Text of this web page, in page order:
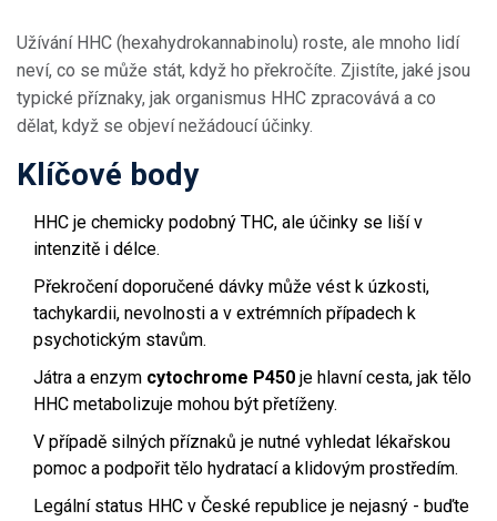
Užívání HHC (hexahydrokannabinolu) roste, ale mnoho lidí
neví, co se může stát, když ho překročíte. Zjistíte, jaké jsou
typické příznaky, jak organismus HHC zpracovává a co
dělat, když se objeví nežádoucí účinky.
Klíčové body
HHC je chemicky podobný THC, ale účinky se liší v
intenzitě i délce.
Překročení doporučené dávky může vést k úzkosti,
tachykardii, nevolnosti a v extrémních případech k
psychotickým stavům.
Játra a enzym cytochrome P450 je hlavní cesta, jak tělo
HHC metabolizuje mohou být přetíženy.
V případě silných příznaků je nutné vyhledat lékařskou
pomoc a podpořit tělo hydratací a klidovým prostředím.
Legální status HHC v České republice je nejasný - buďte